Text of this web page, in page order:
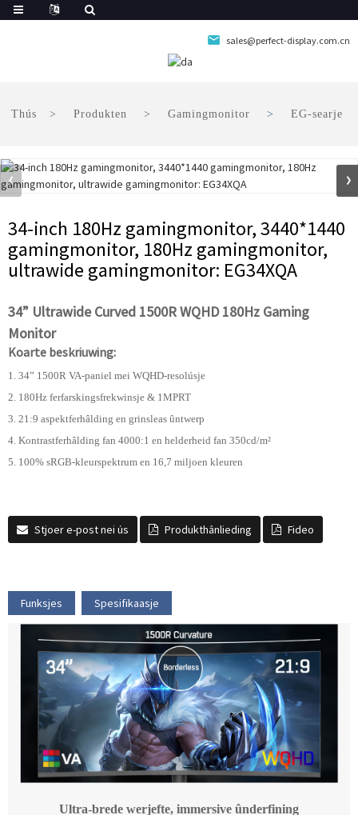
sales@perfect-display.com.cn
Thús Produkten Gamingmonitor EG-searje
34-inch 180Hz gamingmonitor, 3440*1440
gamingmonitor, 180Hz gamingmonitor,
ultrawide gamingmonitor: EG34XQA
34” Ultrawide Curved 1500R WQHD 180Hz Gaming
Monitor
Koarte beskriuwing:
1. 34” 1500R VA-paniel mei WQHD-resolúsje
2. 180Hz ferfarskingsfrekwinsje & 1MPRT
3. 21:9 aspektferhâlding en grinsleas ûntwerp
4. Kontrastferhâlding fan 4000:1 en helderheid fan 350cd/m²
5. 100% sRGB-kleurspektrum en 16,7 miljoen kleuren
Stjoer e-post nei ús Produkthânlieding Fideo
Funksjes Spesifikaasje
Ultra-brede werjefte, immersive ûnderfining